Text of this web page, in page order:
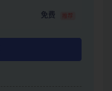
免费 推荐